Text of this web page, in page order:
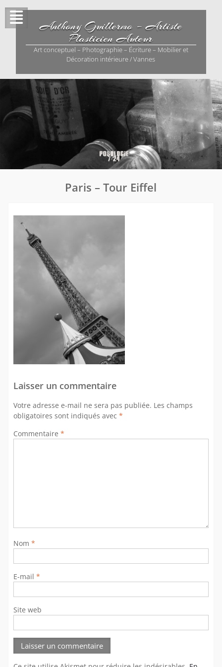
content
Anthony Guillermo – Artiste
Plasticien Auteur
Art conceptuel – Photographie – Écriture – Mobilier et
Décoration intérieure / Vannes
Paris – Tour Eiffel
Laisser un commentaire
Votre adresse e-mail ne sera pas publiée. Les champs
obligatoires sont indiqués avec *
Commentaire *
Nom *
E-mail *
Site web